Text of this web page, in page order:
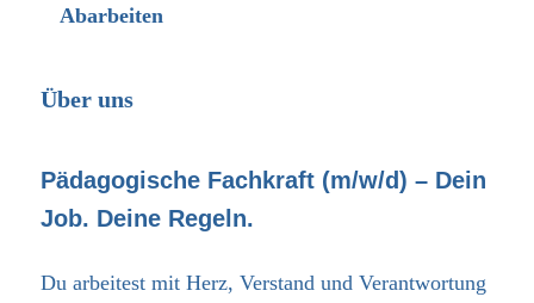
Über uns
Pädagogische Fachkraft (m/w/d) – Dein
Job. Deine Regeln.
Du arbeitest mit Herz, Verstand und Verantwortung
Abarbeiten